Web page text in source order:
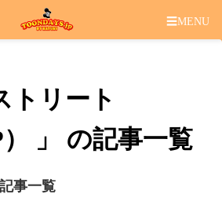
☰MENU
トリート
」 の記事一覧
事一覧